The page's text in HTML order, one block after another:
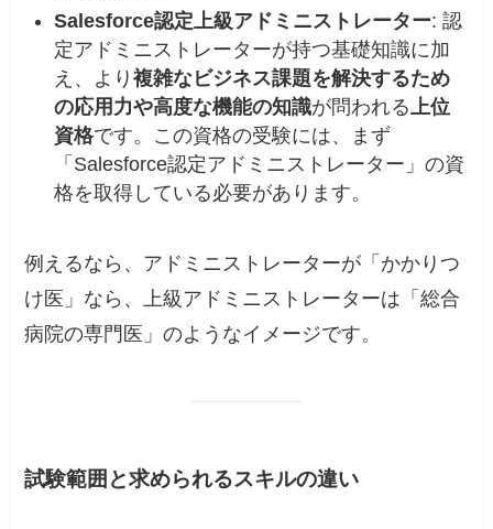
Salesforce認定上級アドミニストレーター: 認
定アドミニストレーターが持つ基礎知識に加
え、より複雑なビジネス課題を解決するため
の応用力や高度な機能の知識が問われる 上位
資格です。この資格の受験には、まず
「Salesforce認定アドミニストレーター」の資
格を取得している必要があります。
例えるなら、アドミニストレーターが「かかりつ
け医」なら、上級アドミニストレーターは「総合
病院の専門医」のようなイメージです。
試験範囲と求められるスキルの違い